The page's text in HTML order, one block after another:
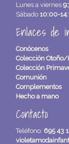
Lunes a viernes
Sábado 10:00-
Enlaces de
Conócenos
Colección
Colección
Comunión
Complementos
Hecho a mano
Contacto
Teléfono: 695 43